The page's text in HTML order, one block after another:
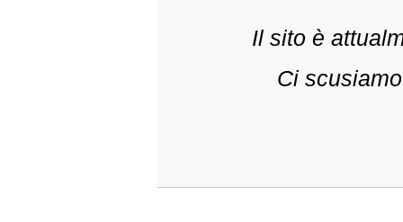
Il sito è
Ci